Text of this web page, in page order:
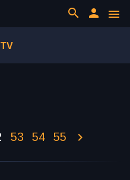
menu
person
search
53 54 55